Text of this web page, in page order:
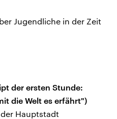
Jugendliche in der Zeit
der ersten Stunde:
die Welt es erfährt")
Hauptstadt